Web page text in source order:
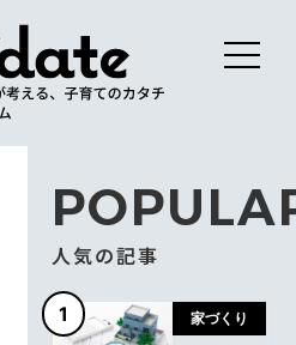
人気の記事
1 家づくり